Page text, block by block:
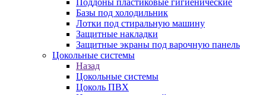
Поддоны пластиковые гигиенические
Базы под холодильник
Лотки под стиральную машину
Защитные накладки
Защитные экраны под варочную панель
Цокольные системы
Назад
Цокольные системы
Цоколь ПВХ